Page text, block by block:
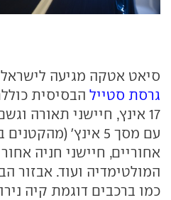
סיאט אטקה מגיעה לישראל
גרסת סטייל הבסיסית
17 אינץ, חיישני תאורה
עם מסך 5 אינץ'
אחוריים, חיישני חניה
המולטימדיה ועוד. אבזור
כמו ברכבים דוגמת קיה